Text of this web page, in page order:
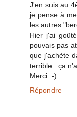
J'en suis au
je pense à
les autres
Hier j'ai
pouvais pas
que j'achète
terrible : ça
Merci :-)
Répondre